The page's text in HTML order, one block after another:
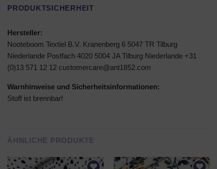
PRODUKTSICHERHEIT
Hersteller:
Nooteboom Textiel B.V. Kranenberg 6 5047 TR Tilburg
Niederlande Postfach 4020 5004 JA Tilburg Niederlande +31
(0)13 571 12 12 customercare@ant1852.com
Warnhinweise und Sicherheitsinformationen:
Stoff ist brennbar!
ÄHNLICHE PRODUKTE